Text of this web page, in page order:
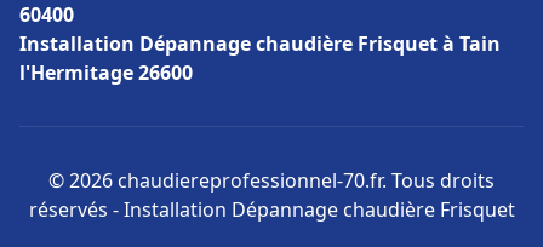
60400
Installation Dépannage chaudière Frisquet à Tain
l'Hermitage 26600
© 2026 chaudiereprofessionnel-70.fr. Tous droits
réservés - Installation Dépannage chaudière Frisquet